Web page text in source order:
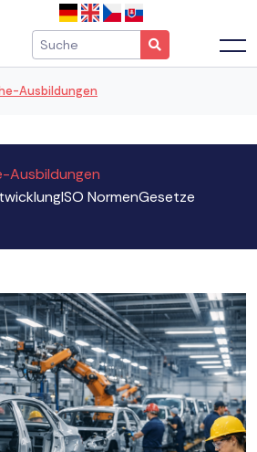
Ausbildungen
Ausbildungen
ISO NormenGesetze